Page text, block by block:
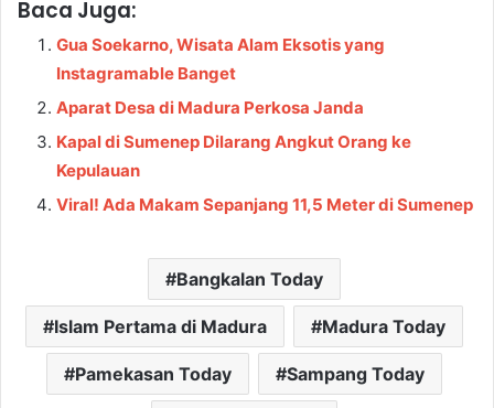
Baca Juga:
Gua Soekarno, Wisata Alam Eksotis yang
Instagramable Banget
Aparat Desa di Madura Perkosa Janda
Kapal di Sumenep Dilarang Angkut Orang ke
Kepulauan
Viral! Ada Makam Sepanjang 11,5 Meter di Sumenep
Bangkalan Today
Islam Pertama di Madura Madura Today
Pamekasan Today Sampang Today